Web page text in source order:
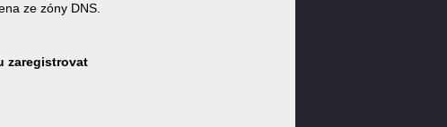
ze zóny DNS.
zaregistrovat